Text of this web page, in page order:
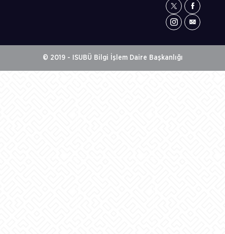
© 2019 - ISUBÜ Bilgi İşlem Daire Başkanlığı